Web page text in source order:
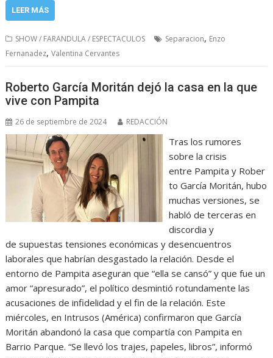
LEER MÁS
SHOW / FARANDULA / ESPECTACULOS Separacion, Enzo
Fernanadez,Valentina Cervantes
Roberto García Moritán dejó la casa en la que
vive con Pampita
26 de septiembre de 2024 REDACCIÓN
Tras los rumores
sobre la crisis
entre Pampita y Rober
to García Moritán, hubo
muchas versiones, se
habló de terceras en
discordia y
de supuestas tensiones económicas y desencuentros
laborales que habrían desgastado la relación. Desde el
entorno de Pampita aseguran que “ella se cansó” y que fue un
amor “apresurado”, el político desmintió rotundamente las
acusaciones de infidelidad y el fin de la relación. Este
miércoles, en Intrusos (América) confirmaron que García
Moritán abandonó la casa que compartía con Pampita en
Barrio Parque. “Se llevó los trajes, papeles, libros”, informó